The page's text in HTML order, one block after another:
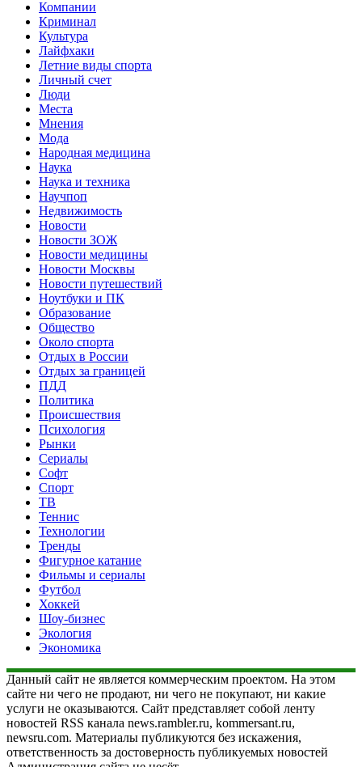
Компании
Криминал
Культура
Лайфхаки
Летние виды спорта
Личный счет
Люди
Места
Мнения
Мода
Народная медицина
Наука
Наука и техника
Научпоп
Недвижимость
Новости
Новости ЗОЖ
Новости медицины
Новости Москвы
Новости путешествий
Ноутбуки и ПК
Образование
Общество
Около спорта
Отдых в России
Отдых за границей
ПДД
Политика
Происшествия
Психология
Рынки
Сериалы
Софт
Спорт
ТВ
Теннис
Технологии
Тренды
Фигурное катание
Фильмы и сериалы
Футбол
Хоккей
Шоу-бизнес
Экология
Экономика
Данный сайт не является коммерческим проектом. На этом
сайте ни чего не продают, ни чего не покупают, ни какие
услуги не оказываются. Сайт представляет собой ленту
новостей RSS канала news.rambler.ru, kommersant.ru,
newsru.com. Материалы публикуются без искажения,
ответственность за достоверность публикуемых новостей